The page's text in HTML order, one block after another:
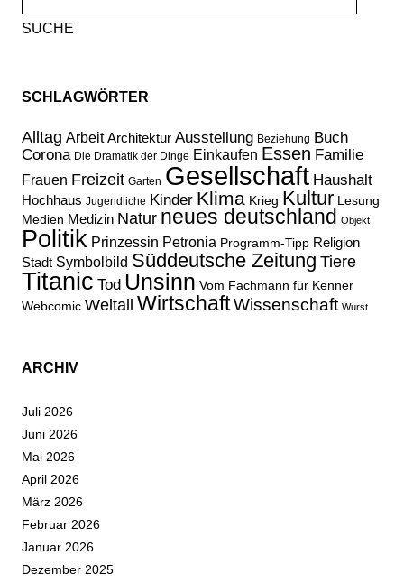
nach:
SCHLAGWÖRTER
Alltag Arbeit Architektur Ausstellung Beziehung Buch
Corona Die Dramatik der Dinge Einkaufen Essen Familie
Frauen Freizeit Garten Gesellschaft Haushalt
Hochhaus Jugendliche Kinder Klima Krieg Kultur Lesung
Medien Medizin Natur neues deutschland Objekt
Politik Prinzessin Petronia Programm-Tipp Religion
Stadt Symbolbild Süddeutsche Zeitung Tiere
Titanic Tod Unsinn Vom Fachmann für Kenner
Webcomic Weltall WirtschaftWissenschaft Wurst
ARCHIV
Juli 2026
Juni 2026
Mai 2026
April 2026
März 2026
Februar 2026
Januar 2026
Dezember 2025